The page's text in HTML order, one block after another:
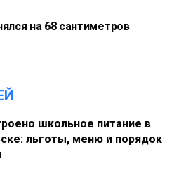
на 68 сантиметров
школьное питание в
льготы, меню и порядок